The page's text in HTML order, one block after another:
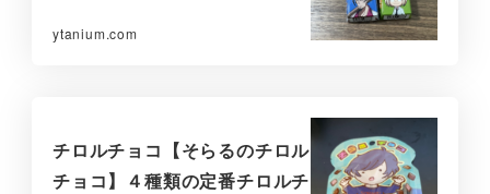
ytanium.com
チロルチョコ【そらるのチロル
チョコ】４種類の定番チロルチ